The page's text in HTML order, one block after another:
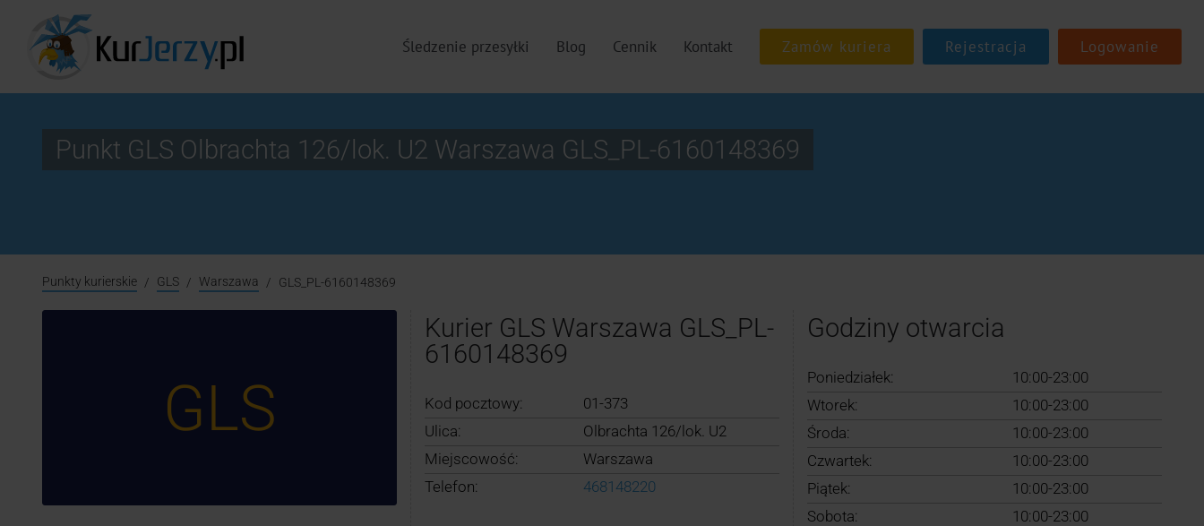
Śledzenie przesyłki Blog Cennik Kontakt Rejestracja Logowanie
Punkt GLS Olbrachta 126/lok. U2 Warszawa GLS_PL-6160148369
Punkty kurierskie GLS Warszawa GLS_PL-6160148369
GLS
Kurier GLS Warszawa GLS_PL-
6160148369
Kod pocztowy:
01-373
Ulica:
Olbrachta 126/lok. U2
Miejscowość:
Warszawa
Telefon:
468148220
Godziny otwarcia
Poniedziałek:
10:00-23:00
Wtorek:
10:00-23:00
Środa:
10:00-23:00
Czwartek:
10:00-23:00
Piątek:
10:00-23:00
Sobota:
10:00-23:00